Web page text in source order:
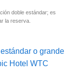
doble estándar; es
la reserva.